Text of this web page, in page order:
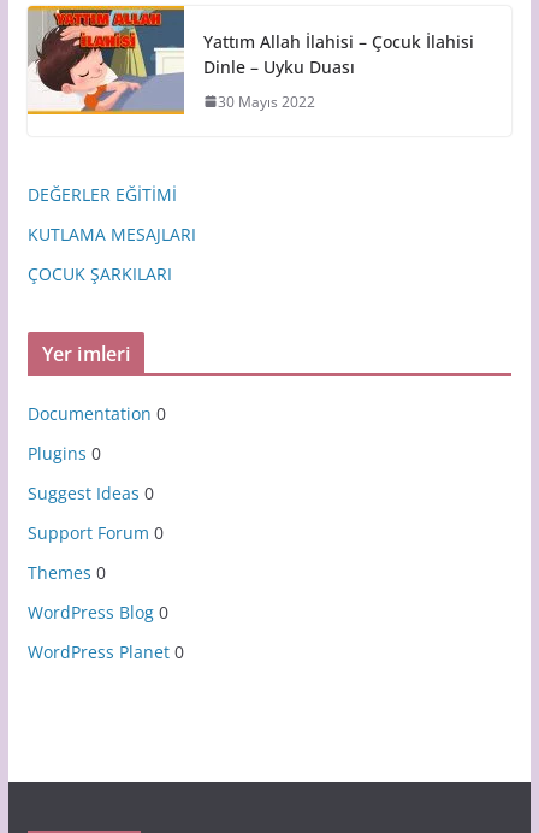
Yattım Allah İlahisi – Çocuk İlahisi
Dinle – Uyku Duası
30 Mayıs 2022
DEĞERLER EĞİTİMİ
KUTLAMA MESAJLARI
ÇOCUK ŞARKILARI
Yer imleri
Documentation 0
Plugins 0
Suggest Ideas 0
Support Forum 0
Themes 0
WordPress Blog0
WordPress Planet0